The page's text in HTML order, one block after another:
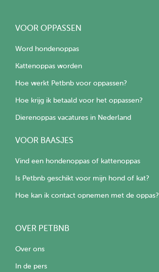
VOOR OPPASSEN
Word hondenoppas
Kattenoppas worden
Hoe werkt Petbnb voor oppassen?
Hoe krijg ik betaald voor het oppassen?
Dierenoppas vacatures in Nederland
VOOR BAASJES
Vind een hondenoppas of kattenoppas
Is Petbnb geschikt voor mijn hond of kat?
Hoe kan ik contact opnemen met de oppas?
OVER PETBNB
Over ons
In de pers